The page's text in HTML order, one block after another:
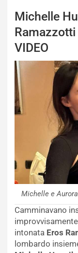
Michelle
Ramazzotti
VIDEO
Michelle e
Camminavano
intonata Eros
lombardo